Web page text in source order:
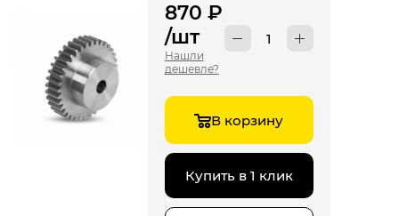
870 ₽
/шт
Нашли
дешевле?
В корзину
Купить в 1 клик